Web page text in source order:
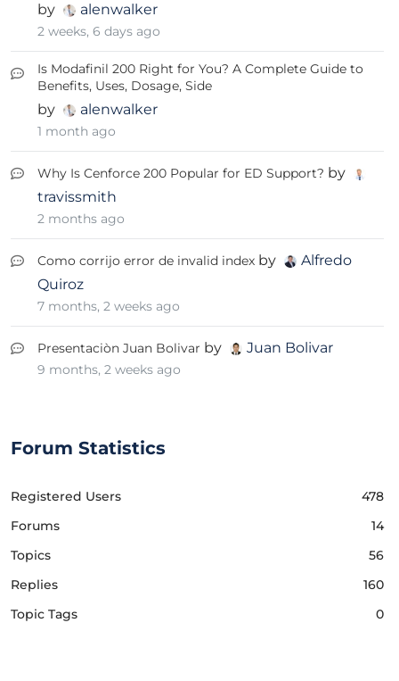
by alenwalker
2 weeks, 6 days ago
Is Modafinil 200 Right for You? A Complete Guide to
Benefits, Uses, Dosage, Side
by alenwalker
1 month ago
Why Is Cenforce 200 Popular for ED Support? by
travissmith
2 months ago
Como corrijo error de invalid index by
Alfredo
Quiroz
7 months, 2 weeks ago
Presentaciòn Juan Bolivar by Juan Bolivar
9 months, 2 weeks ago
Forum Statistics
Registered Users
478
Forums
14
Topics
56
Replies
160
Topic Tags
0